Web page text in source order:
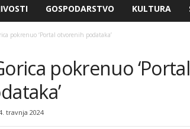
GOSPODARSTVO KULTURA
pokrenuo ‘Portal otvorenih podataka’
pokrenuo ‘Portal
travnja 2024